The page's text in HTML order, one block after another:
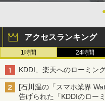
アクセスランキング
1時間 24時間
KDDI、楽天へのローミン
[石川温の「スマホ業界
告げられた「KDDIのロー